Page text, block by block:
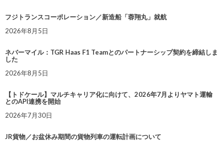
フジトランスコーポレーション／新造船「蓉翔丸」就航
2026年8月5日
ネバーマイル：TGR Haas F1 Teamとのパートナーシップ契約を締結しま
した
2026年8月5日
【トドケール】マルチキャリア化に向けて、2026年7月よりヤマト運輸
とのAPI連携を開始
2026年7月30日
JR貨物／お盆休み期間の貨物列車の運転計画について